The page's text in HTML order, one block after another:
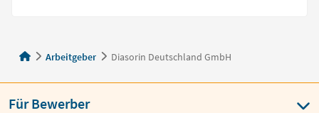
Arbeitgeber Diasorin Deutschland GmbH
Für Bewerber